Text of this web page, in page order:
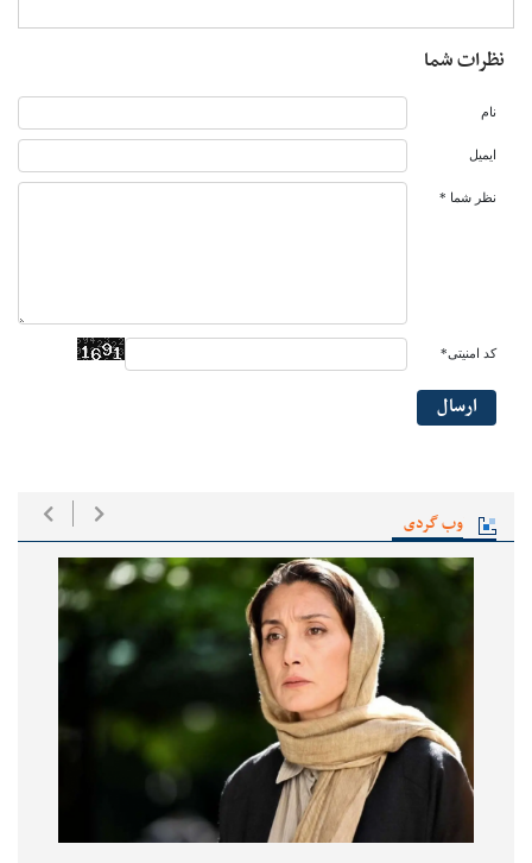
وب گردی
نظرات شما
نام
ایمیل
نظر شما *
کد امنیتی*
ارسال